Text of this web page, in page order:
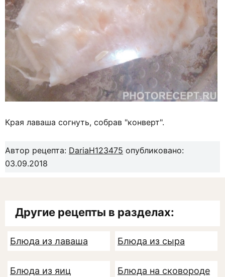
Края лаваша согнуть, собрав "конверт".
Автор рецепта: DariaH123475 опубликовано:
03.09.2018
Другие рецепты в разделах:
Блюда из лаваша Блюда из сыра
Блюда из яиц Блюда на сковороде